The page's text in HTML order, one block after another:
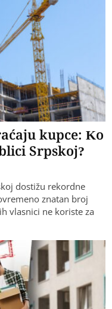
kupce: Ko
Srpskoj?
dostižu rekordne
znatan broj
vlasnici ne koriste za